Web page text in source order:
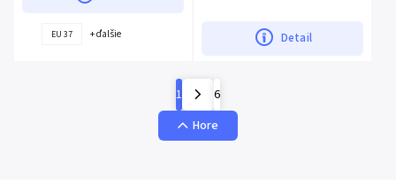
EU 37 + ďalšie Detail
1
6
Hore